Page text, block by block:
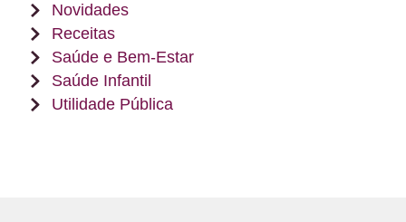
Novidades
Receitas
Saúde e Bem-Estar
Saúde Infantil
Utilidade Pública